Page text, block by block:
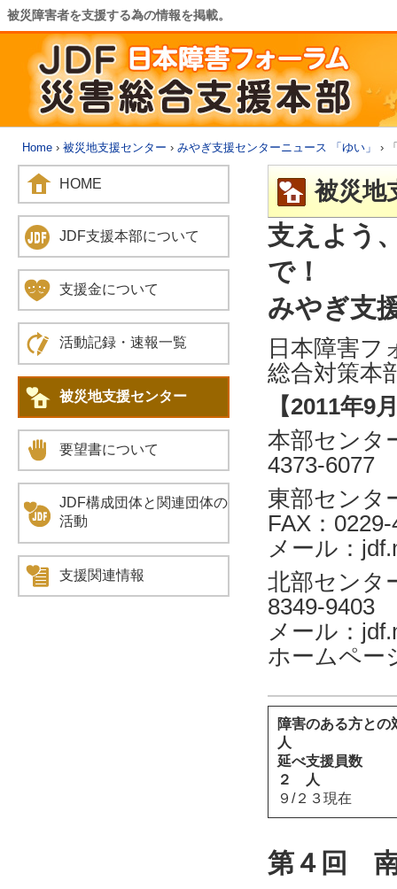
被災障害者を支援する為の情報を掲載。
Home › 被災地支援センター › みやぎ支援センターニュース 「ゆい」 ›
被災地
支えよう
で！
みやぎ支
日本障害フ
総合対策本
【2011年9
本部セン
4373-6077
東部セン
FAX：
メール：
北部セン
8349-9403
メール：
ホームペー
障害のある方と
人
延べ支援
２ 人
９/２３現在
第４回 南
HOME
JDF支援本部について
支援金について
活動記録・速報一覧
被災地支援センター
要望書について
JDF構成団体と関連団体の
活動
支援関連情報